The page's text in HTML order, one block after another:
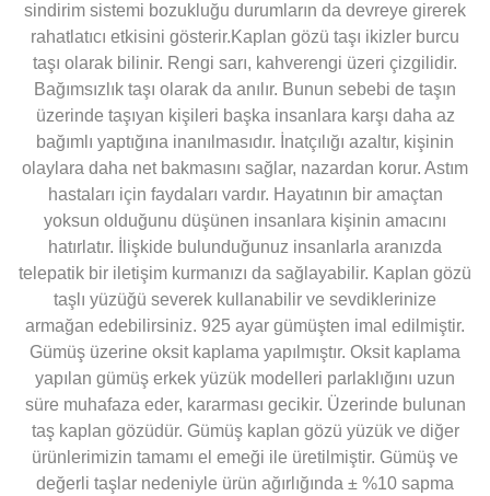
sindirim sistemi bozukluğu durumların da devreye girerek
rahatlatıcı etkisini gösterir.Kaplan gözü taşı ikizler burcu
taşı olarak bilinir. Rengi sarı, kahverengi üzeri çizgilidir.
Bağımsızlık taşı olarak da anılır. Bunun sebebi de taşın
üzerinde taşıyan kişileri başka insanlara karşı daha az
bağımlı yaptığına inanılmasıdır. İnatçılığı azaltır, kişinin
olaylara daha net bakmasını sağlar, nazardan korur. Astım
hastaları için faydaları vardır. Hayatının bir amaçtan
yoksun olduğunu düşünen insanlara kişinin amacını
hatırlatır. İlişkide bulunduğunuz insanlarla aranızda
telepatik bir iletişim kurmanızı da sağlayabilir. Kaplan gözü
taşlı yüzüğü severek kullanabilir ve sevdiklerinize
armağan edebilirsiniz. 925 ayar gümüşten imal edilmiştir.
Gümüş üzerine oksit kaplama yapılmıştır. Oksit kaplama
yapılan gümüş erkek yüzük modelleri parlaklığını uzun
süre muhafaza eder, kararması gecikir. Üzerinde bulunan
taş kaplan gözüdür. Gümüş kaplan gözü yüzük ve diğer
ürünlerimizin tamamı el emeği ile üretilmiştir. Gümüş ve
değerli taşlar nedeniyle ürün ağırlığında ± %10 sapma